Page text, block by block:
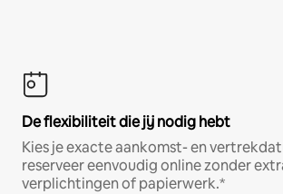
De flexibiliteit die jij nodig hebt
Kies je exacte aankomst- en
reserveer eenvoudig online zonder
verplichtingen of papierwerk.*